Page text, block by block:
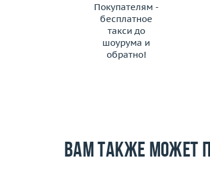
Покупателям -
бесплатное
такси до
шоурума и
обратно!
ЗАКАЗАТЬ ТАКСИ
Вам также может